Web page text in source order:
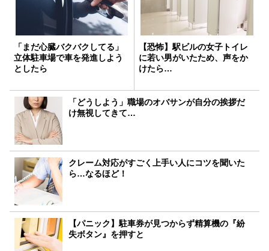
「まだ心臓バクバクしてる」
立体駐車場で車を発進しよう
としたら
【恐怖】駅ビルの女子トイレ
に若い男がいたため、声をか
けたら…
「どうしよう」職場のオバサンが自分の挨拶だ
け無視してきて…
クレーム対応がすごく上手い人にコツを聞いた
ら…なるほど！
【パニック】駐車券が見つからず精算機の『紛
失ボタン』を押すと